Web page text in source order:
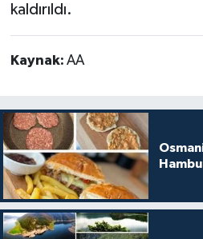
kaldırıldı.
Kaynak: AA